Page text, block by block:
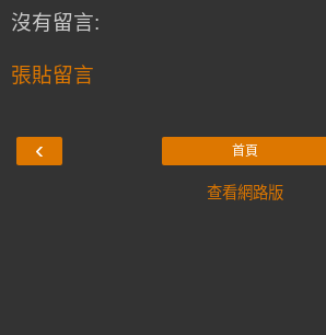
沒有留言:
張貼留言
‹ 首頁
查看網路版